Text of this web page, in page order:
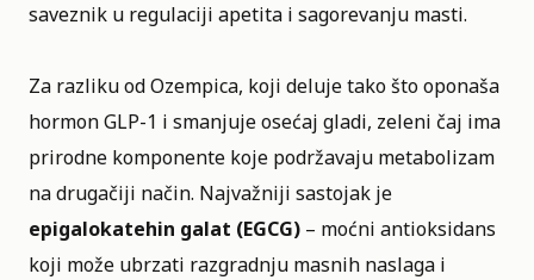
saveznik u regulaciji apetita i sagorevanju masti.
Za razliku od Ozempica, koji deluje tako što oponaša
hormon GLP-1 i smanjuje osećaj gladi, zeleni čaj ima
prirodne komponente koje podržavaju metabolizam
na drugačiji način. Najvažniji sastojak je
epigalokatehin galat (EGCG) – moćni antioksidans
koji može ubrzati razgradnju masnih naslaga i